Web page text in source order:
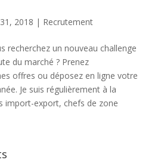
2018 | Recrutement
recherchez un nouveau challenge
du marché ? Prenez
offres ou déposez en ligne votre
Je suis régulièrement à la
import-export, chefs de zone